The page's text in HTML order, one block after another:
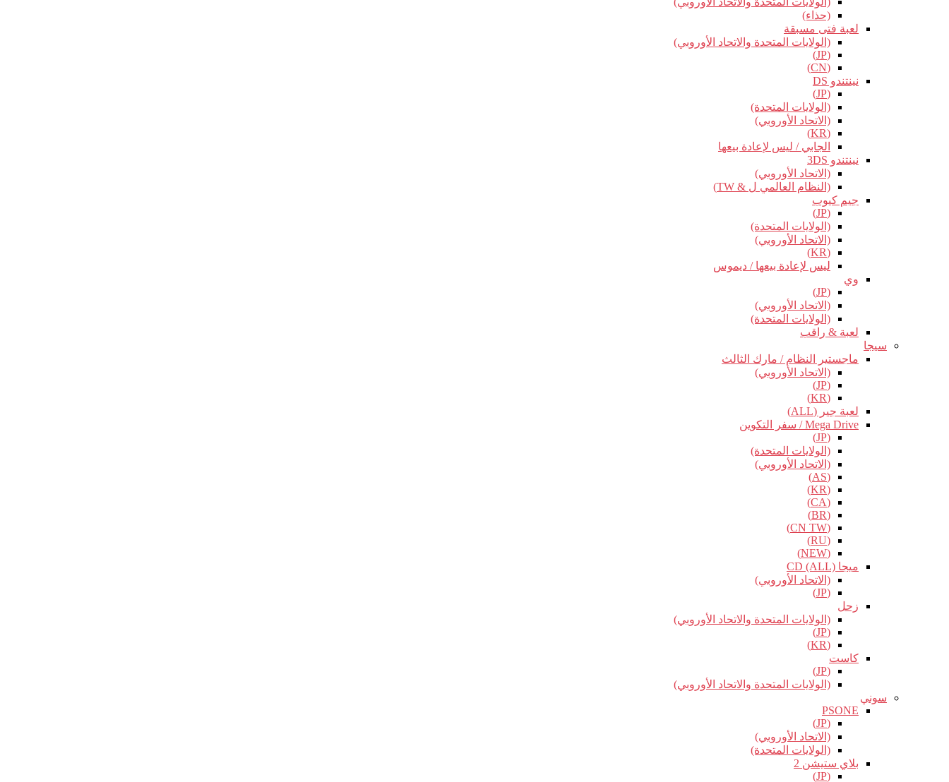
(حذاء)
لعبة فتى مسبقة
(الولايات المتحدة والاتحاد الأوروبي)
(JP)
(CN)
نينتندو DS
(JP)
(الولايات المتحدة)
(الاتحاد الأوروبي)
(KR)
الجابي / ليس لإعادة بيعها
نينتندو 3DS
(الاتحاد الأوروبي)
(النظام العالمي ل & TW)
جيم كيوب
(JP)
(الولايات المتحدة)
(الاتحاد الأوروبي)
(KR)
ليس لإعادة بيعها / ديموس
وي
(JP)
(الاتحاد الأوروبي)
(الولايات المتحدة)
لعبة & راقب
سيجا
ماجستير النظام / مارك الثالث
(الاتحاد الأوروبي)
(JP)
(KR)
لعبة جير (ALL)
Mega Drive / سفر التكوين
(JP)
(الولايات المتحدة)
(الاتحاد الأوروبي)
(AS)
(KR)
(CA)
(BR)
(CN TW)
(RU)
(NEW)
ميجا CD (ALL)
(الاتحاد الأوروبي)
(JP)
زحل
(الولايات المتحدة والاتحاد الأوروبي)
(JP)
(KR)
كاست
(JP)
(الولايات المتحدة والاتحاد الأوروبي)
سوني
PSONE
(JP)
(الاتحاد الأوروبي)
(الولايات المتحدة)
بلاي ستيشن 2
(JP)